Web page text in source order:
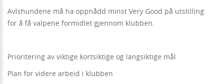
Avlshundene må ha oppnådd minst Very Good på utstilling
for å få valpene formidlet gjennom klubben.
Prioritering av viktige kortsiktige og langsiktige mål
Plan for videre arbeid i klubben